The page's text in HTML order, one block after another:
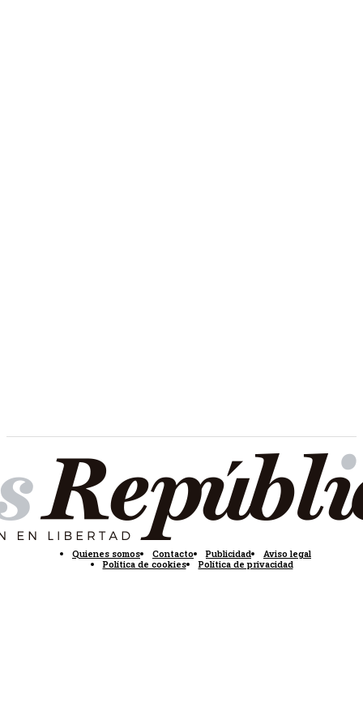
Quienes somos Contacto Publicidad
Aviso legal
Política de cookies
Política de privacidad